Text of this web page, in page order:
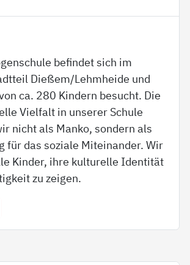
befindet sich im
Dießem/Lehmheide und
ca. 280 Kindern besucht. Die
Vielfalt in unserer Schule
nicht als Manko, sondern als
für das soziale Miteinander. Wir
Kinder, ihre kulturelle Identität
zu zeigen.